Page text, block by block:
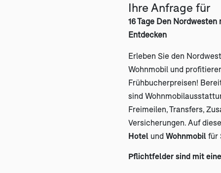
Ihre Anfrage für
16 Tage Den
Entdecken
Erleben Sie den
Wohnmobil und
Frühbucherpreisen!
sind
Freimeilen, Transfers,
Versicherungen. Auf
Hotel und Wohnmobil für
Pflichtfelder sind mit